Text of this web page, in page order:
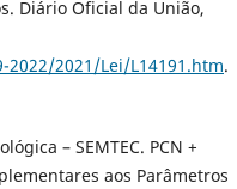
Diário Oficial da União,
2021/Lei/L14191.htm.
– SEMTEC. PCN +
aos Parâmetros